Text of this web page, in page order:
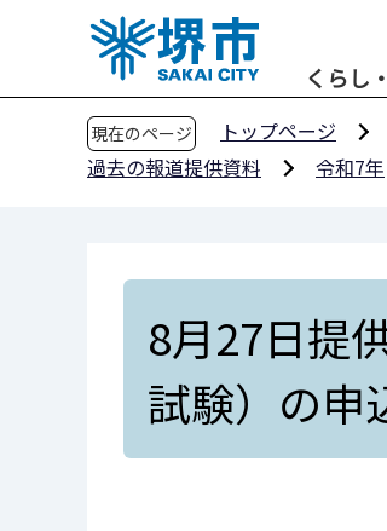
くらし
現在のページ トップページ
過去の報道提供資料
令和7年
8月27日提
試験）の申